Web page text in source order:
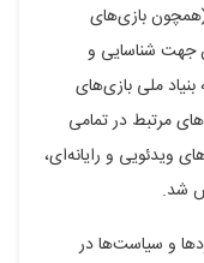
بازی‌های
جهت شناسایی و
بنیاد ملی بازی‌های
مرتبط در تمامی
ویدئویی و رایانه‌ای،
شد.
و سیاست‌ها در